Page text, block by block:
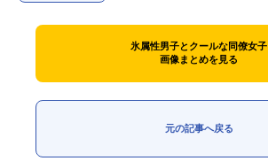
氷属性男子とクールな同僚女子
画像まとめを見る
元の記事へ戻る